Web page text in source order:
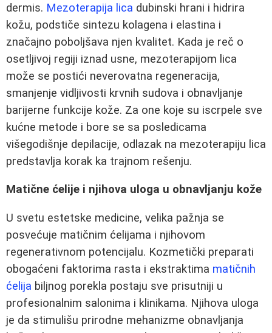
dermis. Mezoterapija lica dubinski hrani i hidrira
kožu, podstiče sintezu kolagena i elastina i
značajno poboljšava njen kvalitet. Kada je reč o
osetljivoj regiji iznad usne, mezoterapijom lica
može se postići neverovatna regeneracija,
smanjenje vidljivosti krvnih sudova i obnavljanje
barijerne funkcije kože. Za one koje su iscrpele sve
kućne metode i bore se sa posledicama
višegodišnje depilacije, odlazak na mezoterapiju lica
predstavlja korak ka trajnom rešenju.
Matične ćelije i njihova uloga u obnavljanju kože
U svetu estetske medicine, velika pažnja se
posvećuje matičnim ćelijama i njihovom
regenerativnom potencijalu. Kozmetički preparati
obogaćeni faktorima rasta i ekstraktima matičnih
ćelija biljnog porekla postaju sve prisutniji u
profesionalnim salonima i klinikama. Njihova uloga
je da stimulišu prirodne mehanizme obnavljanja